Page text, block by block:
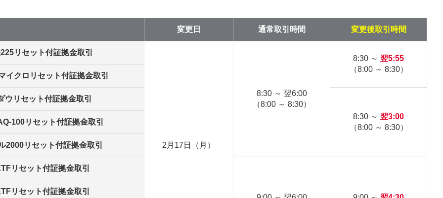
変更日 通常取引時間 変更後取引時間
リセット付証拠金取引
2月17日（月）
8:30 ～ 翌6:00
（8:00 ～ 8:30）
8:30 ～ 翌5:55
（8:00 ～ 8:30）
イクロリセット付証拠金取引
ウリセット付証拠金取引
8:30 ～ 翌3:00
（8:00 ～ 8:30）
100リセット付証拠金取引
2000リセット付証拠金取引
リセット付証拠金取引
リセット付証拠金取引